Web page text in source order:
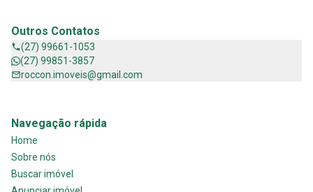
Outros Contatos
(27) 99661-1053
(27) 99851-3857
roccon.imoveis@gmail.com
Navegação rápida
Home
Sobre nós
Buscar imóvel